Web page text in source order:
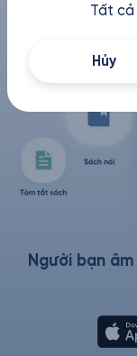
Người bạn
Tất cả
Hủy